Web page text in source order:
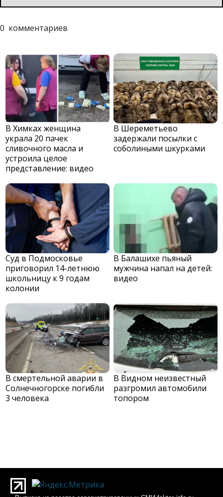
0 комментариев
В Химках женщина
украла 20 пачек
сливочного масла и
устроила целое
представление: видео
В Шереметьево
задержали посылки с
соболиными шкурками
Суд в Подмосковье
приговорил 14-летнюю
школьницу к 9 годам
колонии
В Балашихе пьяный
мужчина напал на детей:
видео
В смертельной аварии в
Солнечногорске погибли
3 человека
В Видном неизвестный
разгромил автомобили
топором